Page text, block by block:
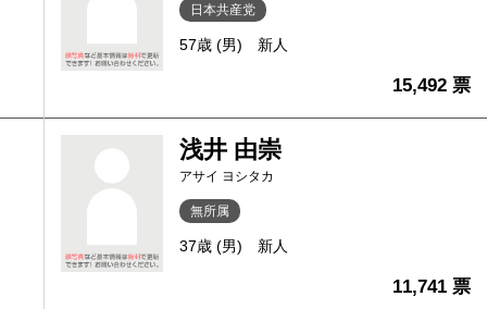
日本共産党
57歳 (男) 新人
15,492 票
浅井 由崇
アサイ ヨシタカ
無所属
37歳 (男) 新人
11,741 票